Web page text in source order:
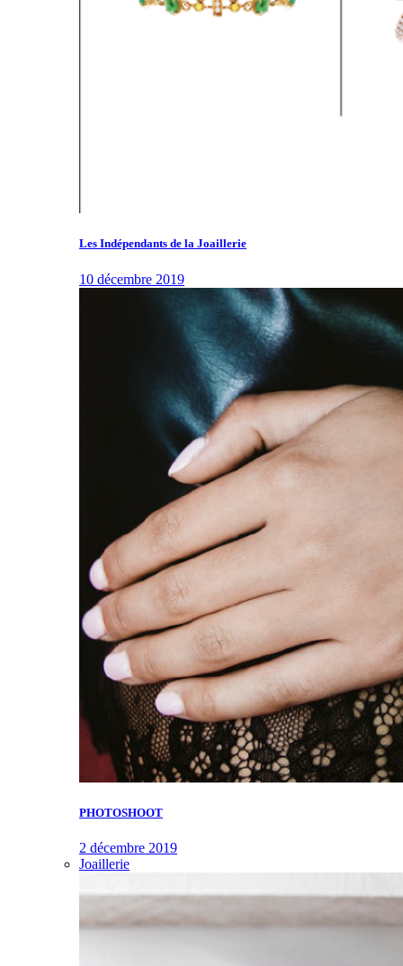
Les Indépendants de la Joaillerie
10 décembre 2019
PHOTOSHOOT
2 décembre 2019
Joaillerie